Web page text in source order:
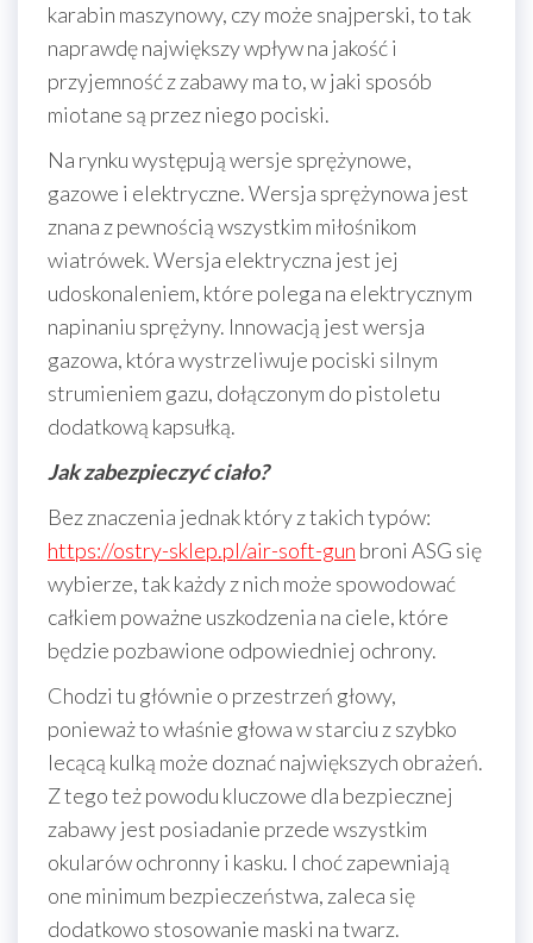
karabin maszynowy, czy może snajperski, to tak
naprawdę największy wpływ na jakość i
przyjemność z zabawy ma to, w jaki sposób
miotane są przez niego pociski.
Na rynku występują wersje sprężynowe,
gazowe i elektryczne. Wersja sprężynowa jest
znana z pewnością wszystkim miłośnikom
wiatrówek. Wersja elektryczna jest jej
udoskonaleniem, które polega na elektrycznym
napinaniu sprężyny. Innowacją jest wersja
gazowa, która wystrzeliwuje pociski silnym
strumieniem gazu, dołączonym do pistoletu
dodatkową kapsułką.
Jak zabezpieczyć ciało?
Bez znaczenia jednak który z takich typów:
https://ostry-sklep.pl/air-soft-gun broni ASG się
wybierze, tak każdy z nich może spowodować
całkiem poważne uszkodzenia na ciele, które
będzie pozbawione odpowiedniej ochrony.
Chodzi tu głównie o przestrzeń głowy,
ponieważ to właśnie głowa w starciu z szybko
lecącą kulką może doznać największych obrażeń.
Z tego też powodu kluczowe dla bezpiecznej
zabawy jest posiadanie przede wszystkim
okularów ochronny i kasku. I choć zapewniają
one minimum bezpieczeństwa, zaleca się
dodatkowo stosowanie maski na twarz.